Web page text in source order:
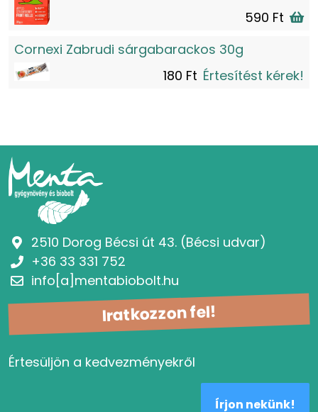
590 Ft
Cornexi Zabrudi sárgabarackos 30g
180 Ft Értesítést kérek!
Iratkozzon fel!
Értesüljön a kedvezményekről
Írjon nekünk!
2510 Dorog Bécsi út 43. (Bécsi udvar)
+36 33 331 752
info[a]mentabiobolt.hu